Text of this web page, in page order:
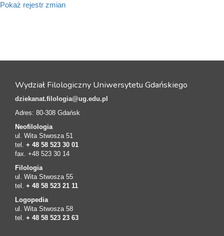
Pokaż rejestr zmian
Wydział Filologiczny Uniwersytetu Gdańskiego
dziekanat.filologia@ug.edu.pl
Adres: 80-308 Gdańsk
Neofilologia
ul. Wita Stwosza 51
tel. + 48 58 523 30 01
fax. +48 523 30 14
Filologia
ul. Wita Stwosza 55
tel. + 48 58 523 21 11
Logopedia
ul. Wita Stwosza 58
tel. + 48 58 523 23 63